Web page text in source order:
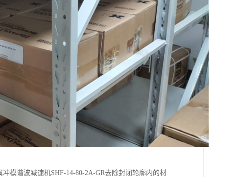
模谐波减速机SHF-14-80-2A-GR去除封闭轮廓内的材